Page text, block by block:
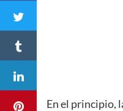
En el principio,